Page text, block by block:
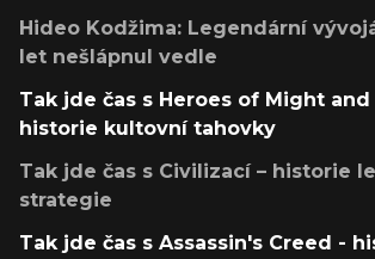
Hideo Kodžima: Legendární
let nešlápnul vedle
Tak jde čas s Heroes of Might and
historie kultovní tahovky
Tak jde čas s Civilizací – historie
strategie
Tak jde čas s Assassin's Creed -